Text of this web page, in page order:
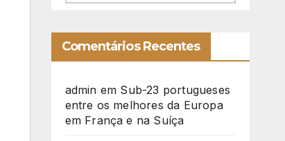
Comentários Recentes
admin em Sub-23 portugueses
entre os melhores da Europa
em França e na Suíça